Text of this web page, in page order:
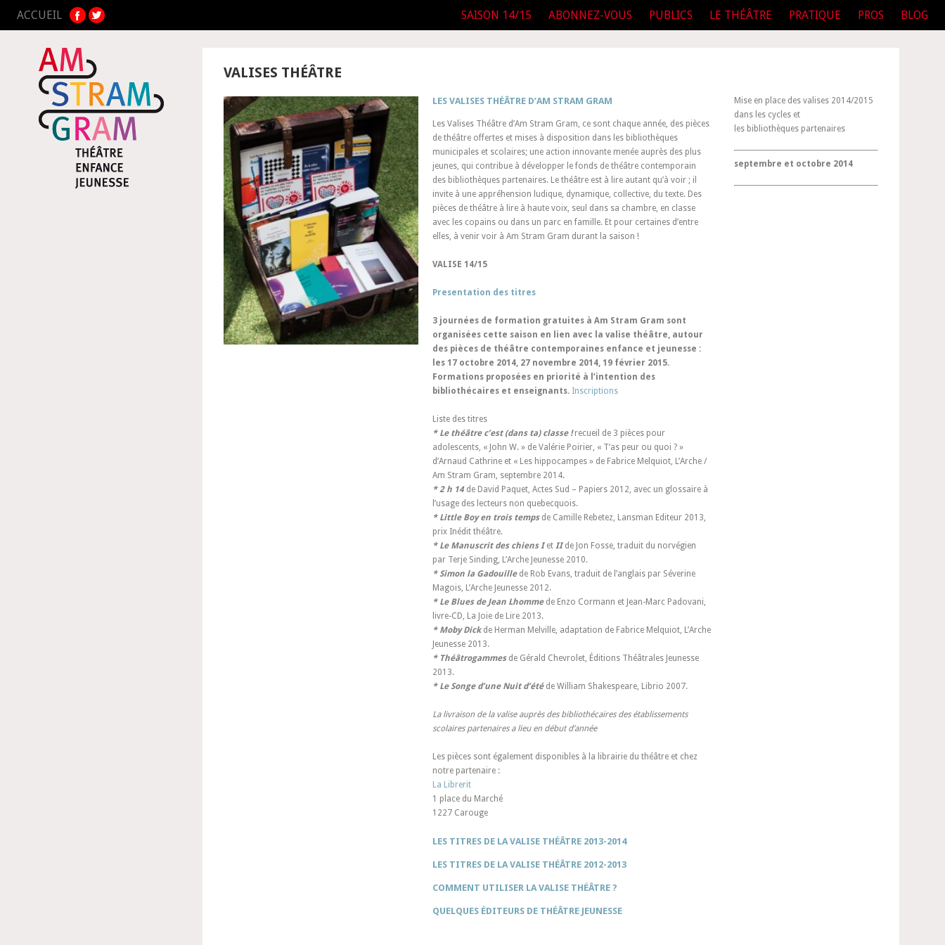
ACCUEIL SAISON 14/15 ABONNEZ-VOUS PUBLICS LE THÉÂTRE PRATIQUE PROS BLOG
VALISES THÉÂTRE
LES VALISES THÉÂTRE D’AM STRAM GRAM
Les Valises Théâtre d’Am Stram Gram, ce sont chaque année, des pièces
de théâtre offertes et mises à disposition dans les bibliothèques
municipales et scolaires; une action innovante menée auprès des plus
jeunes, qui contribue à développer le fonds de théâtre contemporain
des bibliothèques partenaires. Le théâtre est à lire autant qu’à voir ; il
invite à une appréhension ludique, dynamique, collective, du texte. Des
pièces de théâtre à lire à haute voix, seul dans sa chambre, en classe
avec les copains ou dans un parc en famille. Et pour certaines d’entre
elles, à venir voir à Am Stram Gram durant la saison !
VALISE 14/15
Presentation des titres
3 journées de formation gratuites à Am Stram Gram sont
organisées cette saison en lien avec la valise théâtre, autour
des pièces de théâtre contemporaines enfance et jeunesse :
les 17 octobre 2014, 27 novembre 2014, 19 février 2015.
Formations proposées en priorité à l’intention des
bibliothécaires et enseignants. Inscriptions
Liste des titres
* Le théâtre c’est (dans ta) classe !recueil de 3 pièces pour
adolescents, « John W. » de Valérie Poirier, « T’as peur ou quoi ? »
d’Arnaud Cathrine et « Les hippocampes » de Fabrice Melquiot, L’Arche /
Am Stram Gram, septembre 2014.
* 2 h 14de David Paquet, Actes Sud – Papiers 2012, avec un glossaire à
l’usage des lecteurs non quebecquois.
* Little Boy en trois tempsde Camille Rebetez, Lansman Editeur 2013,
prix Inédit théâtre.
* Le Manuscrit des chiens IetIIde Jon Fosse, traduit du norvégien
par Terje Sinding, L’Arche Jeunesse 2010.
* Simon la Gadouillede Rob Evans, traduit de l’anglais par Séverine
Magois, L’Arche Jeunesse 2012.
* Le Blues de Jean Lhommede Enzo Cormann et Jean-Marc Padovani,
livre-CD, La Joie de Lire 2013.
* Moby Dickde Herman Melville, adaptation de Fabrice Melquiot, L’Arche
Jeunesse 2013.
* Théâtrogammesde Gérald Chevrolet, Éditions Théâtrales Jeunesse
2013.
* Le Songe d’une Nuit d’étéde William Shakespeare, Librio 2007.
La livraison de la valise auprès des bibliothécaires des établissements
scolaires partenaires a lieu en début d’année
Les pièces sont également disponibles à la librairie du théâtre et chez
notre partenaire :
La Librerit
1 place du Marché
1227 Carouge
LES TITRES DE LA VALISE THÉÂTRE 2013-2014
LES TITRES DE LA VALISE THÉÂTRE 2012-2013
COMMENT UTILISER LA VALISE THÉÂTRE ?
QUELQUES ÉDITEURS DE THÉÂTRE JEUNESSE
Mise en place des valises 2014/2015
dans les cycles et
les bibliothèques partenaires
septembre et octobre 2014